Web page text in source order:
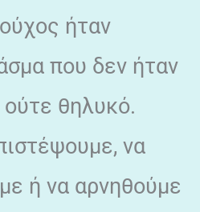
ήταν
που δεν ήταν
θηλυκό.
να
ή να αρνηθούμε